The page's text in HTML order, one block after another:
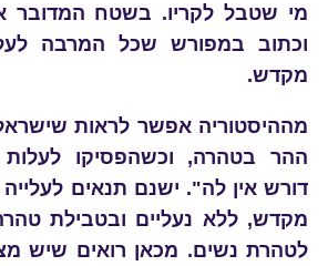
מי שטבל לקריו. בשטח המדובר
וכתוב במפורש שכל המרבה
מקדש.
מההיסטוריה אפשר לראות
ההר בטהרה, וכשהפסיקו לעלות
דורש אין לה". ישנם תנאים
מקדש, ללא נעליים ובטבילת
לטהרת נשים. מכאן רואים שיש